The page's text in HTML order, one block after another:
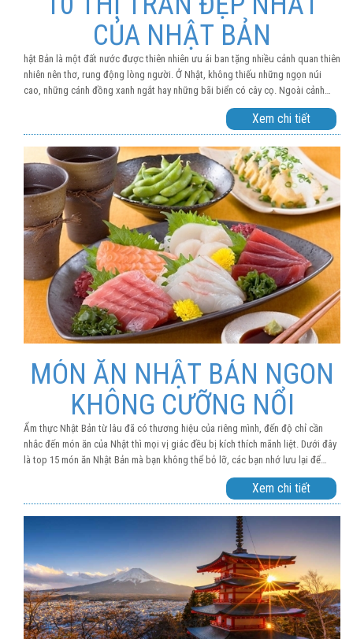
CỦA NHẬT BẢN
hật Bản là một đất nước được thiên nhiên ưu ái ban tặng nhiều cảnh quan thiên
nhiên nên thơ, rung động lòng người. Ở Nhật, không thiếu những ngọn núi
cao, những cánh đồng xanh ngắt hay những bãi biển có cây cọ. Ngoài cảnh
quan thiên nhiên, Nhật Bản còn sở hữu kiến trúc cổ kính từ thời kỳ Edo, tạo
nên một đất nước cổ kính nhưng cũng rất mộng mơ.
Xem chi tiết
MÓN ĂN NHẬT BẢN NGON
KHÔNG CƯỠNG NỔI
Ẩm thực Nhật Bản từ lâu đã có thương hiệu của riêng mình, đến độ chỉ cần
nhắc đến món ăn của Nhật thì mọi vị giác đều bị kích thích mãnh liệt. Dưới đây
là top 15 món ăn Nhật Bản mà bạn không thể bỏ lỡ, các bạn nhớ lưu lại để
Xem chi tiết